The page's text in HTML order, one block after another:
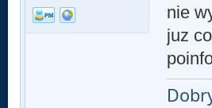
nie
juz